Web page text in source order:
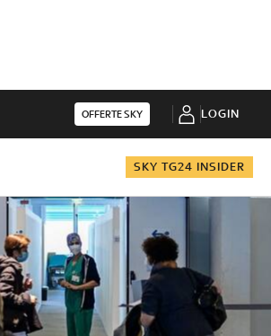
OFFERTE SKY LOGIN
SKY TG24 INSIDER